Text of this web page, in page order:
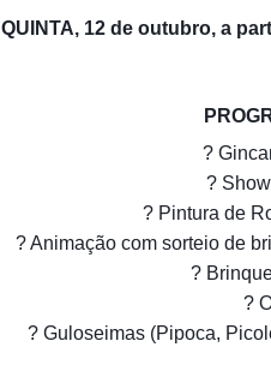
QUINTA, 12 de outubro, a
?
?
? Pintura de
? Animação com sorteio de
?
?
? Guloseimas (Pipoca,